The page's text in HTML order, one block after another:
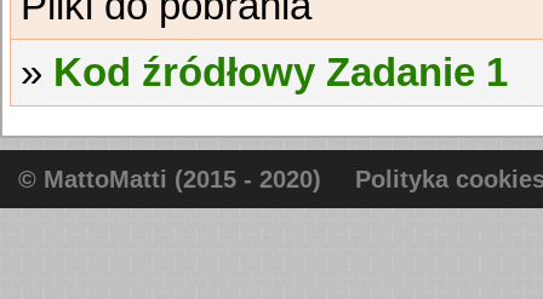
Kod źródłowy Zadanie 1
© MattoMatti (2015 - 2020) Polityka